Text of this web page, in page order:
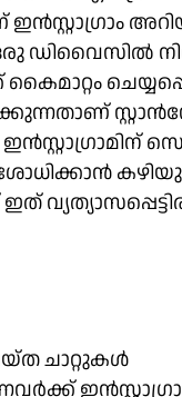
ഡിവൈസില്‍
ചാറ്റുകൾ